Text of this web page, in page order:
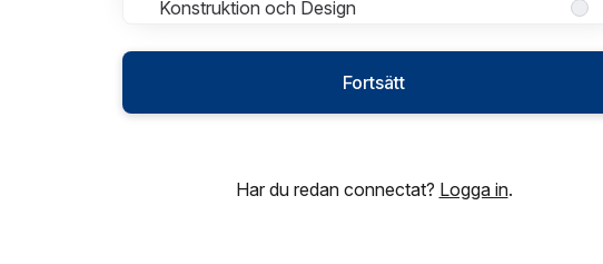
Konstruktion och Design
Fortsätt
Har du redan connectat? Logga in.